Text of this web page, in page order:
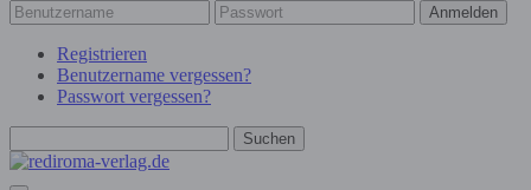
Anmelden
Registrieren
Benutzername vergessen?
Passwort vergessen?
Suchen